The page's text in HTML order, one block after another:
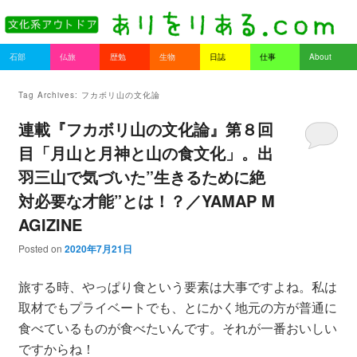
Main menu
Skip to primary content
Skip to secondary content
石部 仏旅 歴勉 生物 日誌 仕事 About
Tag Archives: フカボリ山の文化論
連載『フカボリ山の文化論』第８回
目「月山と月神と山の食文化」。出
羽三山で気づいた”生きるために絶
対必要な才能”とは！？／YAMAP M
AGIZINE
Posted on 2020年7月21日
旅する時、やっぱり食という要素は大事ですよね。私は
取材でもプライベートでも、とにかく地元の方が普通に
食べているものが食べたいんです。それが一番おいしい
ですからね！